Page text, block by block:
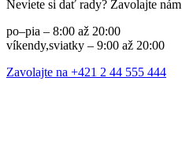
Neviete si dať rady? Zavolajte nám
po–pia – 8:00 až 20:00
víkendy,sviatky – 9:00 až 20:00
Zavolajte na +421 2 44 555 444